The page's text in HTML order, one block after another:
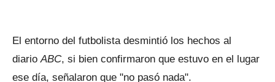
El entorno del futbolista desmintió los hechos al
diario ABC, si bien confirmaron que estuvo en el lugar
ese día, señalaron que "no pasó nada".